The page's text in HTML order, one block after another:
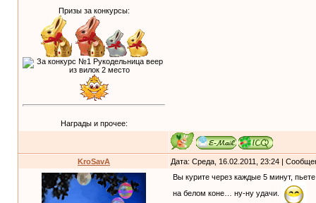
Призы за конкурсы:
Награды и прочее:
KroSavA Дата: Среда, 16.02.2011, 23:24 |
Вы курите через каждые 5 минут,
на белом коне… ну-ну удачи.